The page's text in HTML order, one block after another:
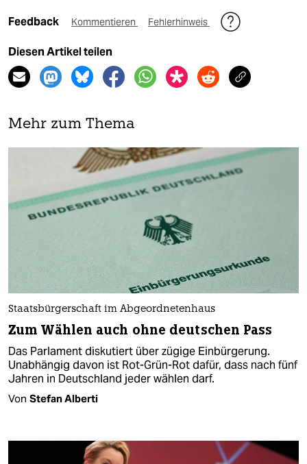
Feedback Kommentieren Fehlerhinweis
Diesen Artikel teilen
Mehr zum Thema
Staatsbürgerschaft im Abgeordnetenhaus
Zum Wählen auch ohne deutschen Pass
Das Parlament diskutiert über zügige Einbürgerung.
Unabhängig davon ist Rot-Grün-Rot dafür, dass nach fünf
Jahren in Deutschland jeder wählen darf.
Von Stefan Alberti